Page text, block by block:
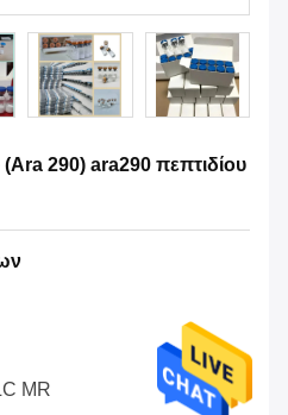
290) ara290 πεπτιδίου
MR